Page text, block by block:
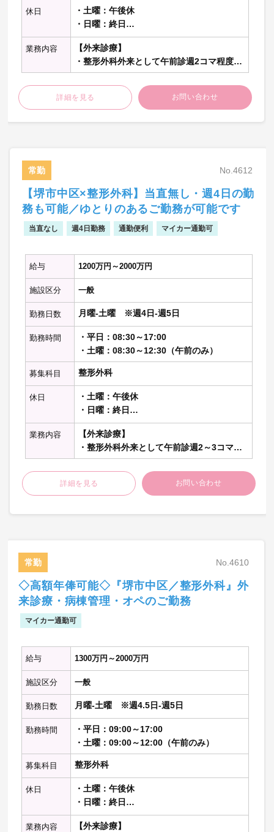
休日
・土曜：午後休
・日曜：終日
・祝日：終日
業務内容
【外来診療】
・整形外科外来として午前診週2コマ程度・
夜診週1コマ程度を担当、1コマあたり午前
診30名程度・夜診20名程度を担当、1診制
【病棟管理】
・主治医として20～30名程度（オペ担当有
【オンコール】
・なし
・オペなし勤務をご希望される場合は、オ
ペ後の患者さんの外来フォロー・病棟を担
当して頂きます。
※記載の件数等は目安の数字です
詳細を見る お問い合わせ
常勤 No.4612
【堺市中区×整形外科】当直無し・週4日の勤
務も可能／ゆとりのあるご勤務が可能です
当直なし 週4日勤務 通勤便利 マイカー通勤可
給与 1200万円～2000万円
施設区分 一般
勤務日数 月曜-土曜 ※週4日-週5日
勤務時間
・平日：08:30～17:00
・土曜：08:30～12:30（午前のみ）
募集科目 整形外科
休日
・土曜：午後休
・日曜：終日
・祝日：終日
業務内容
【外来診療】
・整形外科外来として午前診週2～3コマ程
度を担当、1コマあたり20～25名程度を担
当
【病棟管理】
【オペ】
・年100件程度
・救急対応
※記載の件数等は目安の数字です
詳細を見る お問い合わせ
常勤 No.4610
◇高額年俸可能◇『堺市中区／整形外科』外
来診療・病棟管理・オペのご勤務
マイカー通勤可
給与 1300万円～2000万円
施設区分 一般
勤務日数 月曜-土曜 ※週4.5日-週5日
勤務時間
・平日：09:00～17:00
・土曜：09:00～12:00（午前のみ）
募集科目 整形外科
休日
・土曜：午後休
・日曜：終日
・祝日：終日
業務内容
【外来診療】